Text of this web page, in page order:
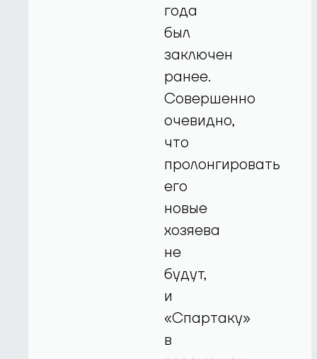
года
был
заключен
ранее.
Совершенно
очевидно,
что
пролонгировать
его
новые
хозяева
не
будут,
и
«Спартаку»
в